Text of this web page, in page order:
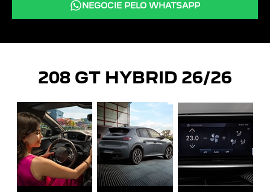
NEGOCIE PELO WHATSAPP
208 GT HYBRID 26/26